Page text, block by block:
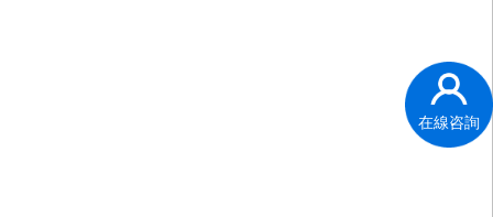
在線咨詢